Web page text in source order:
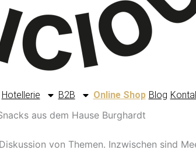
Hotellerie B2B Online Shop Blog
aus dem Hause Burghardt
von Themen. Inzwischen sind